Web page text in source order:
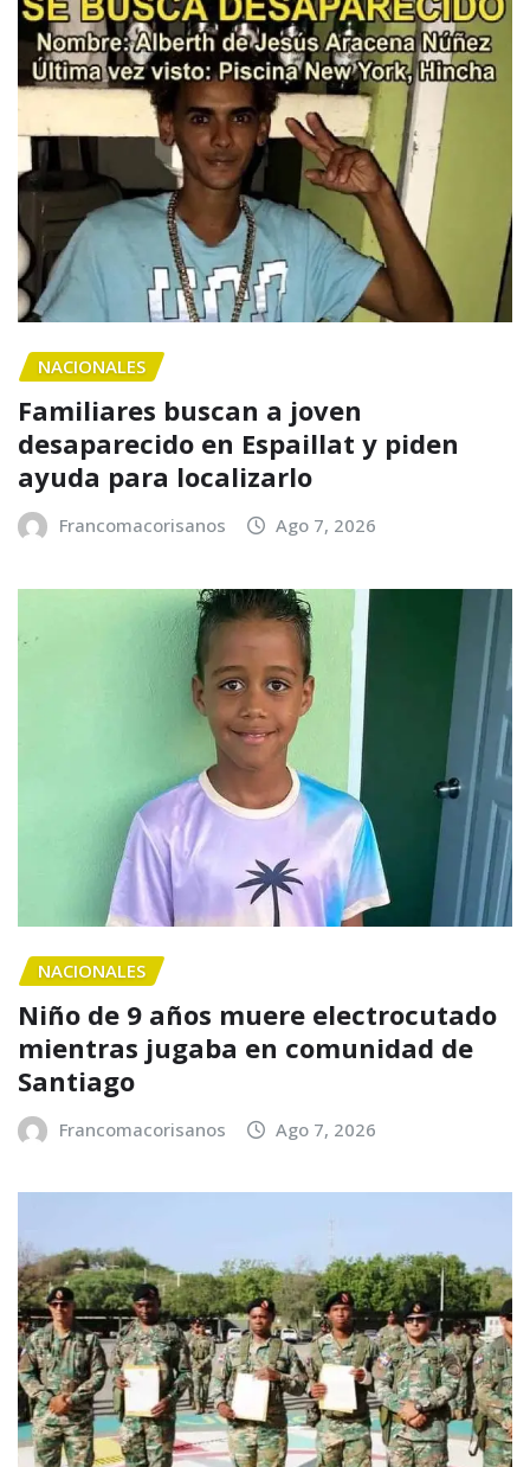
NACIONALES
Familiares buscan a joven
desaparecido en Espaillat y piden
ayuda para localizarlo
Francomacorisanos Ago 7, 2026
NACIONALES
Niño de 9 años muere electrocutado
mientras jugaba en comunidad de
Santiago
Francomacorisanos Ago 7, 2026